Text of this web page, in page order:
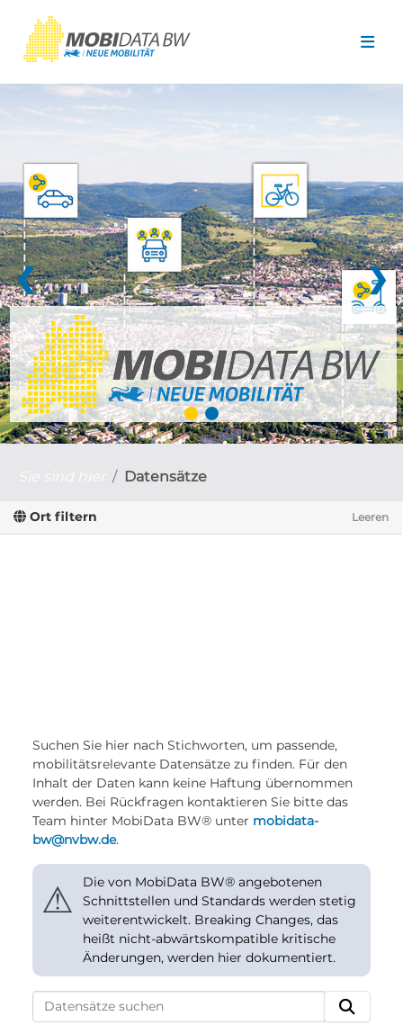
❮ ❯
Datensätze
Ort filtern Leeren
Suchen Sie hier nach Stichworten, um passende,
mobilitätsrelevante Datensätze zu finden. Für den
Inhalt der Daten kann keine Haftung übernommen
werden. Bei Rückfragen kontaktieren Sie bitte das
Team hinter MobiData BW® unter mobidata-
bw@nvbw.de.
⚠
Die von MobiData BW® angebotenen
Schnittstellen und Standards werden stetig
weiterentwickelt. Breaking Changes, das
heißt nicht-abwärtskompatible kritische
Änderungen, werden hier dokumentiert.